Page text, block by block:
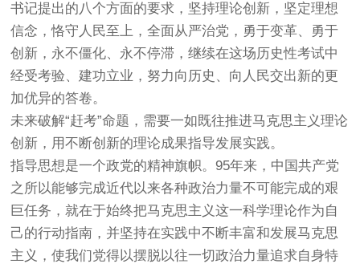
书记提出的八个方面的要求，坚持理论创新，坚定理想
信念，恪守人民至上，全面从严治党，勇于变革、勇于
创新，永不僵化、永不停滞，继续在这场历史性考试中
经受考验、建功立业，努力向历史、向人民交出新的更
加优异的答卷。
未来破解“赶考”命题，需要一如既往推进马克思主义理论
创新，用不断创新的理论成果指导发展实践。
指导思想是一个政党的精神旗帜。95年来，中国共产党
之所以能够完成近代以来各种政治力量不可能完成的艰
巨任务，就在于始终把马克思主义这一科学理论作为自
己的行动指南，并坚持在实践中不断丰富和发展马克思
主义，使我们党得以摆脱以往一切政治力量追求自身特